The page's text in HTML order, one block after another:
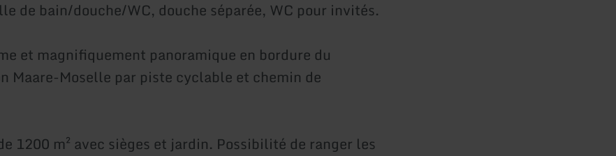
de bain/douche/WC, douche séparée, WC pour invités.
et magnifiquement panoramique en bordure du
Maare-Moselle par piste cyclable et chemin de
1200 m² avec sièges et jardin. Possibilité de ranger les